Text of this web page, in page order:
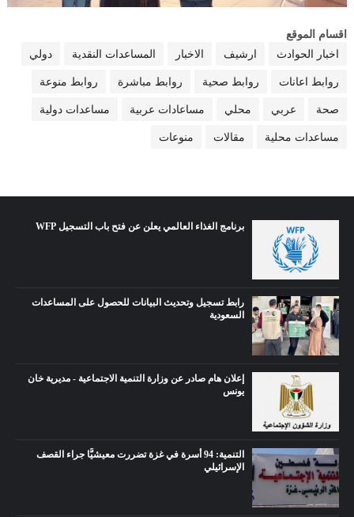
اقسام الموقع
اخبار الحوادث
ارشيف الاخبار المساعدات النقدية دولي
روابط اعانات روابط صحية روابط مباشرة روابط منوعة
صحة عربي محلي مساعادات عربية مساعدات دولية
مساعدات محلية مقالات منوعات
برنامج الغذاء العالمي يعلن عن فتح باب التسجيل WFP
رابط تسجيل وتحديث البيانات للحصول على المساعدات
السعودية
إعلان هام صادر عن وزارة التنمية الاجتماعية - مديرية خان
يونس
التنمية: 94 أسرة في غزة تضررت معيشيًّا جراء القصف
الإسرائيلي